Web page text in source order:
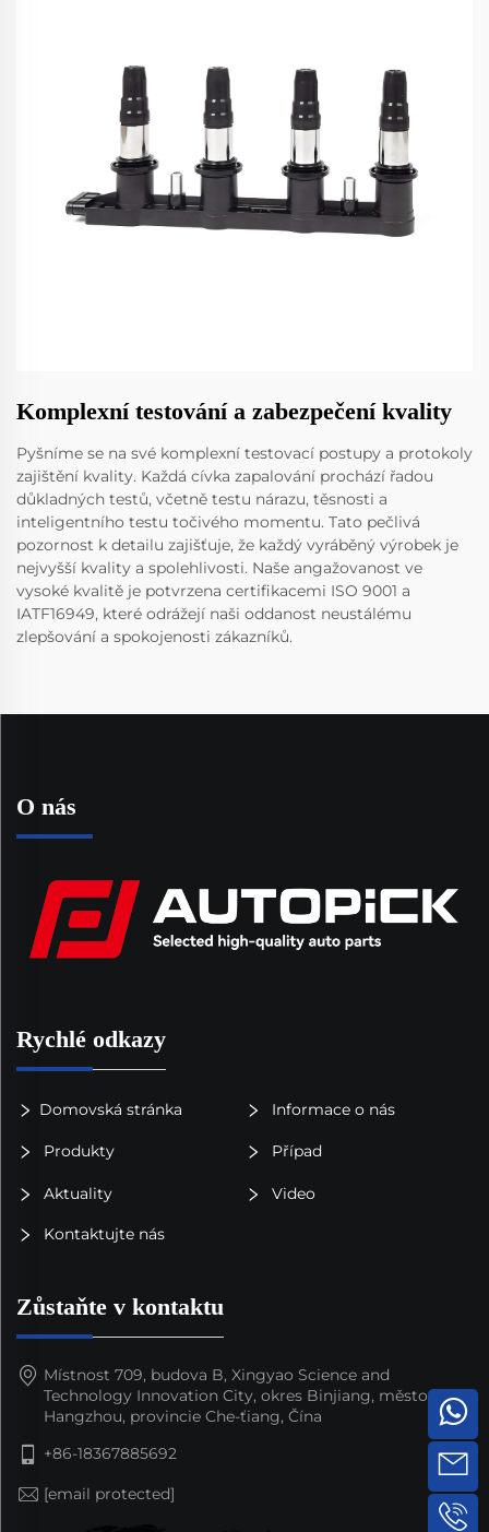
Komplexní testování a zabezpečení kvality
Pyšníme se na své komplexní testovací postupy a protokoly
zajištění kvality. Každá cívka zapalování prochází řadou
důkladných testů, včetně testu nárazu, těsnosti a
inteligentního testu točivého momentu. Tato pečlivá
pozornost k detailu zajišťuje, že každý vyráběný výrobek je
nejvyšší kvality a spolehlivosti. Naše angažovanost ve
vysoké kvalitě je potvrzena certifikacemi ISO 9001 a
IATF16949, které odrážejí naši oddanost neustálému
zlepšování a spokojenosti zákazníků.
O nás
Rychlé odkazy
Domovská stránka Informace o nás
Produkty Případ
Aktuality Video
Kontaktujte nás
Zůstaňte v kontaktu
Místnost 709, budova B, Xingyao Science and
Technology Innovation City, okres Binjiang, město
Hangzhou, provincie Che-ťiang, Čína
+86-18367885692
[email protected]